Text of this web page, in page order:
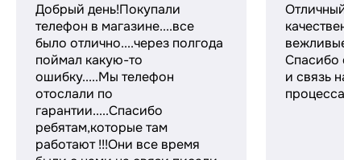
Добрый день!Покупали
телефон в магазине....все
было отлично....через полгода
поймал какую-то
ошибку.....Мы телефон
отослали по
гарантии.....Спасибо
ребятам,которые там
работают !!!Они все время
Спасибо
и связь